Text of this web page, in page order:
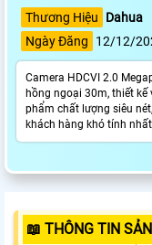
Thương Hiệu
Dahua
Ngày Đăng
12/12/
Camera HDCVI 2.0
hồng ngoại 30m, thiết
phẩm chất lượng siêu
khách hàng khó tính
📖 THÔNG TIN